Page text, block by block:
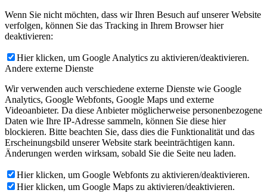
Wenn Sie nicht möchten, dass wir Ihren Besuch auf unserer Website
verfolgen, können Sie das Tracking in Ihrem Browser hier
deaktivieren:
Hier klicken, um Google Analytics zu aktivieren/deaktivieren.
Andere externe Dienste
Wir verwenden auch verschiedene externe Dienste wie Google
Analytics, Google Webfonts, Google Maps und externe
Videoanbieter. Da diese Anbieter möglicherweise personenbezogene
Daten wie Ihre IP-Adresse sammeln, können Sie diese hier
blockieren. Bitte beachten Sie, dass dies die Funktionalität und das
Erscheinungsbild unserer Website stark beeinträchtigen kann.
Änderungen werden wirksam, sobald Sie die Seite neu laden.
Hier klicken, um Google Webfonts zu aktivieren/deaktivieren.
Hier klicken, um Google Maps zu aktivieren/deaktivieren.